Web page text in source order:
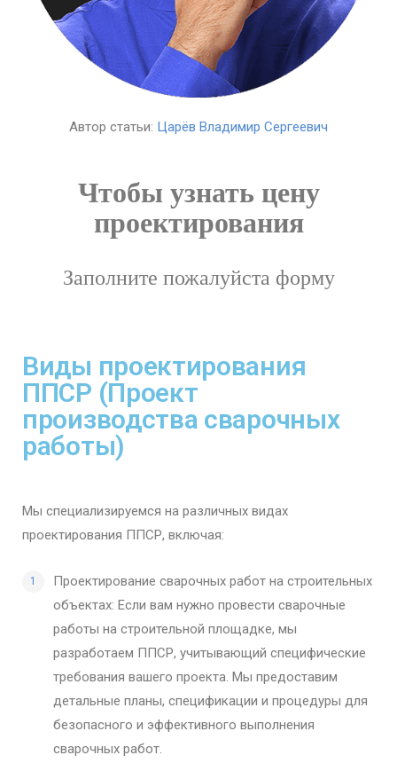
Автор статьи: Царёв Владимир Сергеевич
Чтобы узнать цену
проектирования
Заполните пожалуйста форму
Виды проектирования
ППСР (Проект
производства сварочных
работы)
Мы специализируемся на различных видах
проектирования ППСР, включая:
Проектирование сварочных работ на строительных
объектах: Если вам нужно провести сварочные
работы на строительной площадке, мы
разработаем ППСР, учитывающий специфические
требования вашего проекта. Мы предоставим
детальные планы, спецификации и процедуры для
безопасного и эффективного выполнения
сварочных работ.